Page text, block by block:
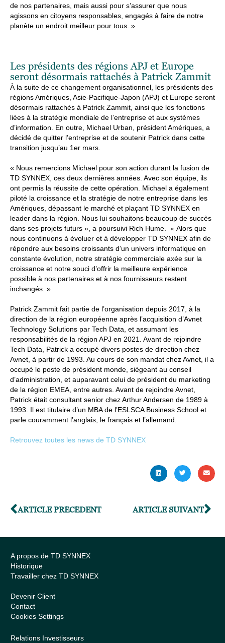
de nos partenaires, mais aussi pour s’assurer que nous
agissons en citoyens responsables, engagés à faire de notre
planète un endroit meilleur pour tous. »
Les présidents des régions APJ et Europe
seront désormais rattachés à Patrick Zammit
À la suite de ce changement organisationnel, les présidents des
régions Amériques, Asie-Pacifique-Japon (APJ) et Europe seront
désormais rattachés à Patrick Zammit, ainsi que les fonctions
liées à la stratégie mondiale de l’entreprise et aux systèmes
d’information. En outre, Michael Urban, président Amériques, a
décidé de quitter l’entreprise et de soutenir Patrick dans cette
transition jusqu’au 1er mars.
« Nous remercions Michael pour son action durant la fusion de
TD SYNNEX, ces deux dernières années. Avec son équipe, ils
ont permis la réussite de cette opération. Michael a également
piloté la croissance et la stratégie de notre entreprise dans les
Amériques, dépassant le marché et plaçant TD SYNNEX en
leader dans la région. Nous lui souhaitons beaucoup de succès
dans ses projets futurs », a poursuivi Rich Hume. « Alors que
nous continuons à évoluer et à développer TD SYNNEX afin de
répondre aux besoins croissants d’un univers informatique en
constante évolution, notre stratégie commerciale axée sur la
croissance et notre souci d’offrir la meilleure expérience
possible à nos partenaires et à nos fournisseurs restent
inchangés. »
Patrick Zammit fait partie de l’organisation depuis 2017, à la
direction de la région européenne après l’acquisition d’Avnet
Technology Solutions par Tech Data, et assumant les
responsabilités de la région APJ en 2021. Avant de rejoindre
Tech Data, Patrick a occupé divers postes de direction chez
Avnet, à partir de 1993. Au cours de son mandat chez Avnet, il a
occupé le poste de président monde, siégeant au conseil
d’administration, et auparavant celui de président du marketing
de la région EMEA, entre autres. Avant de rejoindre Avnet,
Patrick était consultant senior chez Arthur Andersen de 1989 à
1993. Il est titulaire d’un MBA de l’ESLSCA Business School et
parle couramment l’anglais, le français et l’allemand.
Retrouvez toutes les news de TD SYNNEX
ARTICLE PRÉCÉDENT ARTICLE SUIVANT
A propos de TD SYNNEX
Historique
Travailler chez TD SYNNEX
Devenir Client
Contact
Cookies Settings
Relations Investisseurs